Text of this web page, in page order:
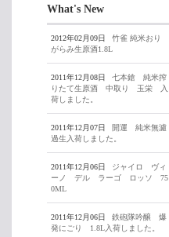
What's New
2012年02月09日
竹雀 純米おり
がらみ生原酒1.8L
2011年12月08日
七本鎗 純米搾
りたて生原酒 中取り 玉栄 入
荷しました。
2011年12月07日
開運 純米無濾
過生入荷しました。
2011年12月06日
ジャイロ ヴィ
ーノ デル ラーゴ ロッソ 75
0ML
2011年12月06日
鉄砲隊吟醸 爆
発にごり 1.8L入荷しました。